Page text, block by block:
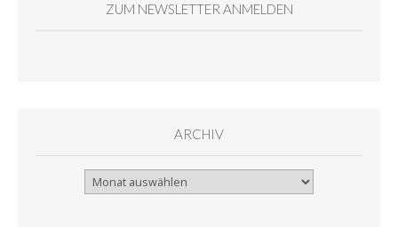
ZUM NEWSLETTER ANMELDEN
ARCHIV
Archiv